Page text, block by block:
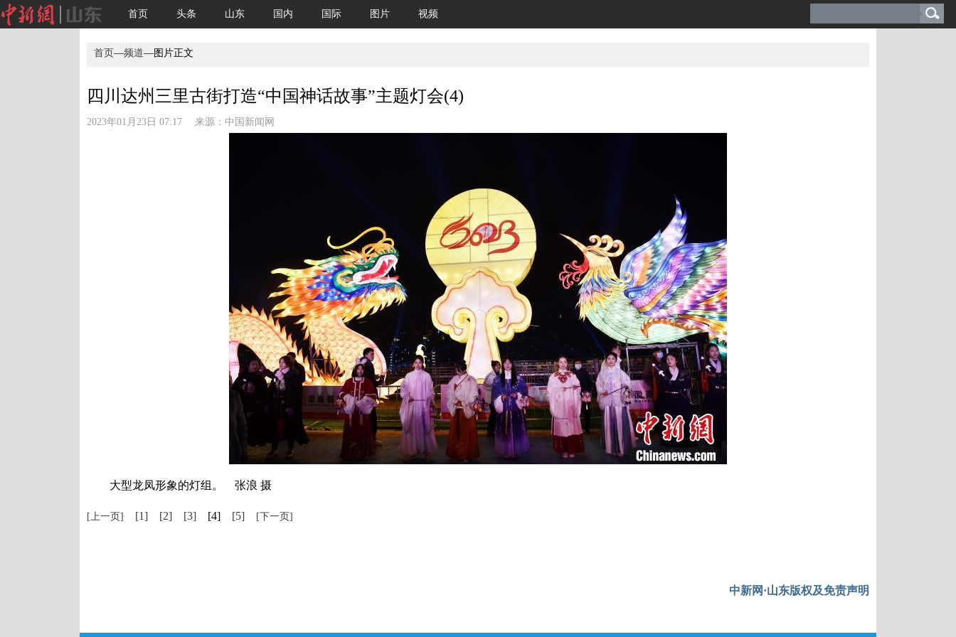
首页 头条 山东 国内 国际 图片 视频
首页—频道—图片正文
四川达州三里古街打造“中国神话故事”主题灯会(4)
2023年01月23日 07:17 来源： 中国新闻网
大型龙凤形象的灯组。 张浪 摄
[上一页] [1] [2] [3] [4] [5] [下一页]
中新网·山东版权及免责声明